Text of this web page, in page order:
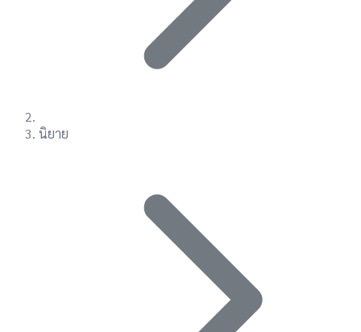
นิยาย